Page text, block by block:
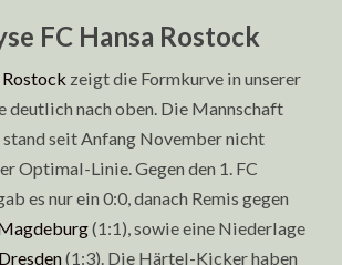
FC Hansa Rostock
Rostock zeigt die Formkurve in unserer
deutlich nach oben. Die Mannschaft
seit Anfang November nicht
Optimal-Linie. Gegen den 1. FC
es nur ein 0:0, danach Remis gegen
(1:1), sowie eine Niederlage
(1:3). Die Härtel-Kicker haben